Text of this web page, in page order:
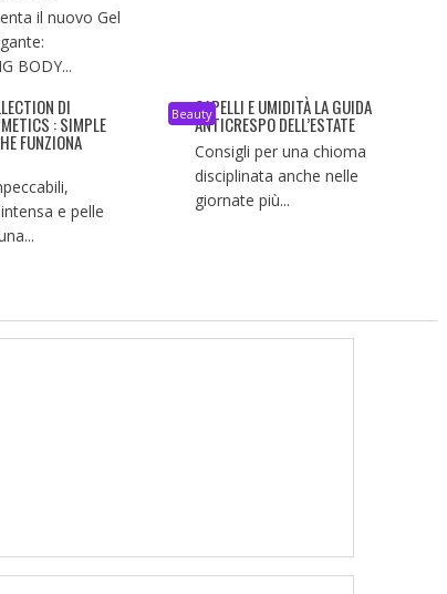
il nuovo Gel
BODY...
DI
: SIMPLE
FUNZIONA
e pelle
BeautyCAPELLI E UMIDITÀ LA GUIDA
ANTICRESPO DELL’ESTATE
Consigli per una chioma
disciplinata anche nelle
giornate più...